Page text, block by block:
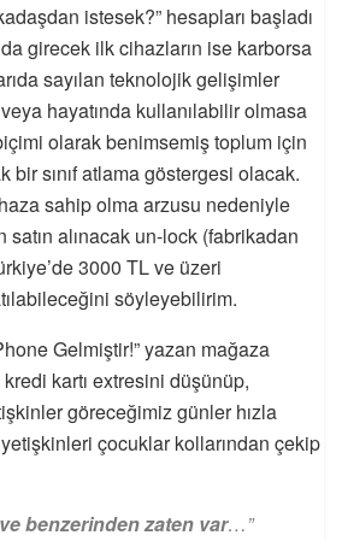
istesek?” hesapları başladı
girecek ilk cihazların ise karborsa
sayılan teknolojik gelişimler
hayatında kullanılabilir olmasa
olarak benimsemiş toplum için
bir sınıf atlama göstergesi olacak.
sahip olma arzusu nedeniyle
satın alınacak un-lock (fabrikadan
3000 TL ve üzeri
söyleyebilirim.
Gelmiştir!” yazan mağaza
kartı extresini düşünüp,
göreceğimiz günler hızla
çocuklar kollarından çekip
benzerinden zaten var…”